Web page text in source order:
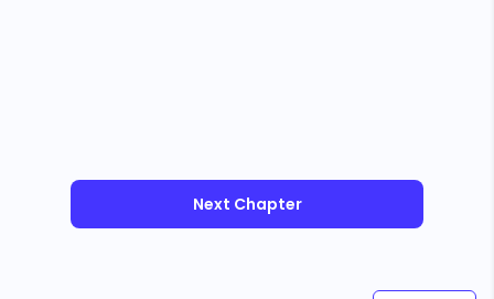
Next Chapter